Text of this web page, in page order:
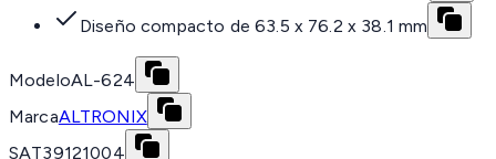
Diseño compacto de 63.5 x 76.2 x 38.1 mm
ModeloAL-624
MarcaALTRONIX
SAT39121004